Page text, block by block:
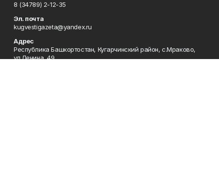
8 (34789) 2-12-35
Эл. почта
kugvestigazeta@yandex.ru
Адрес
Республика Башкортостан, Кугарчинский район, с.Мраково,
ул.Ленина, 49